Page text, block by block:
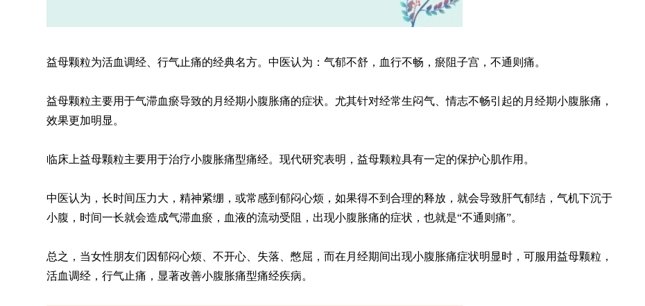
益母颗粒为活血调经、行气止痛的经典名方。中医认为：气郁不舒，血行不畅，瘀阻子宫，不通则痛。
益母颗粒主要用于气滞血瘀导致的月经期小腹胀痛的症状。尤其针对经常生闷气、情志不畅引起的月经期小腹胀痛，
效果更加明显。
临床上益母颗粒主要用于治疗小腹胀痛型痛经。现代研究表明，益母颗粒具有一定的保护心肌作用。
中医认为，长时间压力大，精神紧绷，或常感到郁闷心烦，如果得不到合理的释放，就会导致肝气郁结，气机下沉于
小腹，时间一长就会造成气滞血瘀，血液的流动受阻，出现小腹胀痛的症状，也就是“不通则痛”。
总之，当女性朋友们因郁闷心烦、不开心、失落、憋屈，而在月经期间出现小腹胀痛症状明显时，可服用益母颗粒，
活血调经，行气止痛，显著改善小腹胀痛型痛经疾病。